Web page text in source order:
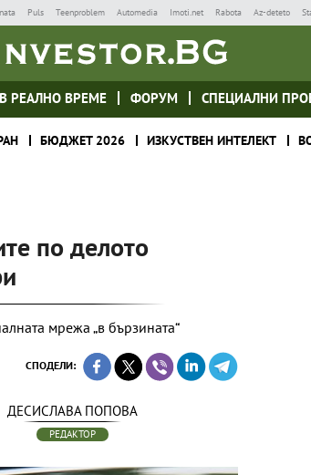
Puls Teenproblem Automedia Imoti.net Rabota Az-deteto
РЕАЛНО ВРЕМЕ ФОРУМ СПЕЦИАЛНИ
БЮДЖЕТ 2026 ИЗКУСТВЕН ИНТЕЛЕКТ
по делото
мрежа „в бързината“
СПОДЕЛИ:
ДЕСИСЛАВА ПОПОВА
РЕДАКТОР